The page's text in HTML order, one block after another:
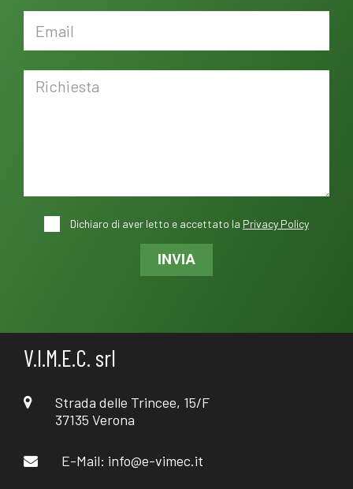
Dichiaro di aver letto e accettato la Privacy Policy
INVIA
V.I.M.E.C. srl
Strada delle Trincee, 15/F
37135 Verona
E-Mail: info@e-vimec.it